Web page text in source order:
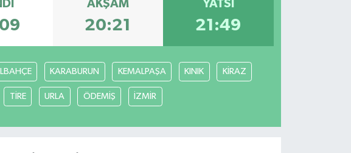
AKŞAM
20:21
YATSI
21:49
KARABURUN KEMALPAŞA KINIK KİRAZ
TİRE URLA ÖDEMİŞ İZMİR